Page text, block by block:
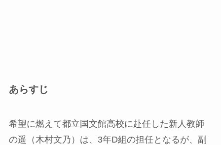
あらすじ
希望に燃えて都立国文館高校に赴任した新人教師
の遥（木村文乃）は、3年D組の担任となるが、副